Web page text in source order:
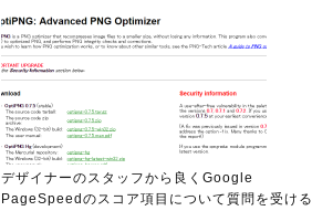
デザイナーのスタッフから良くGoogle
PageSpeedのスコア項目について質問を受ける